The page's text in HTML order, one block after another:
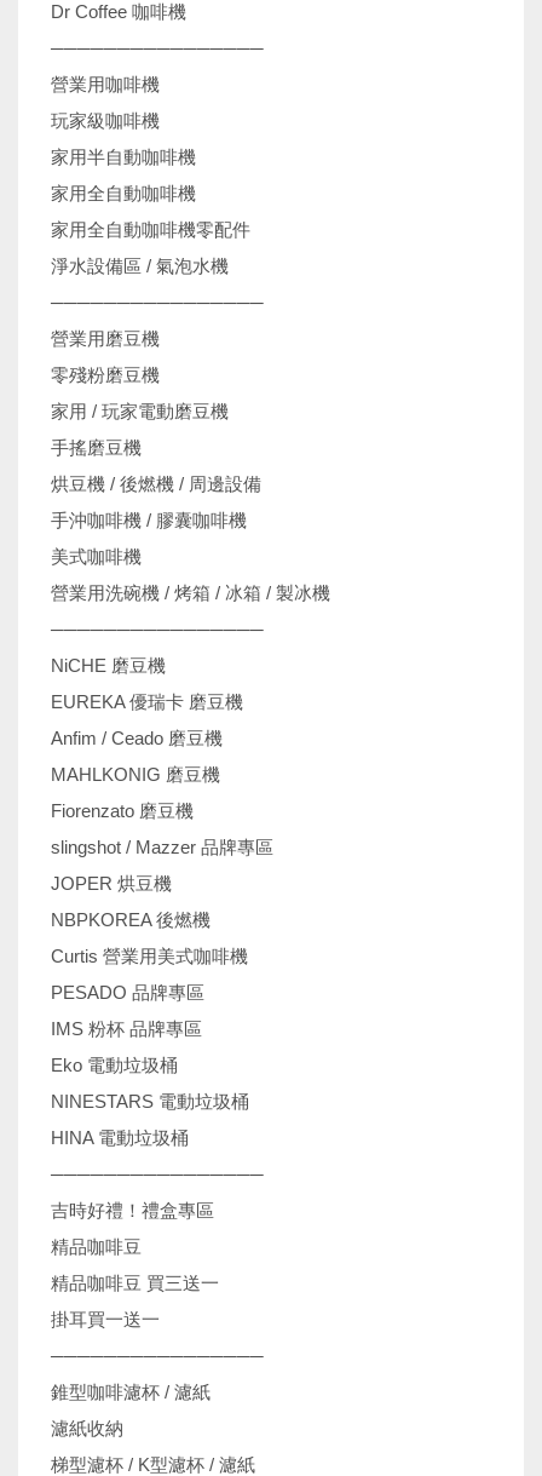
Dr Coffee 咖啡機
────────────────
營業用咖啡機
玩家級咖啡機
家用半自動咖啡機
家用全自動咖啡機
家用全自動咖啡機零配件
淨水設備區 / 氣泡水機
────────────────
營業用磨豆機
零殘粉磨豆機
家用 / 玩家電動磨豆機
手搖磨豆機
烘豆機 / 後燃機 / 周邊設備
手沖咖啡機 / 膠囊咖啡機
美式咖啡機
營業用洗碗機 / 烤箱 / 冰箱 / 製冰機
────────────────
NiCHE 磨豆機
EUREKA 優瑞卡 磨豆機
Anfim / Ceado 磨豆機
MAHLKONIG 磨豆機
Fiorenzato 磨豆機
slingshot / Mazzer 品牌專區
JOPER 烘豆機
NBPKOREA 後燃機
Curtis 營業用美式咖啡機
PESADO 品牌專區
IMS 粉杯 品牌專區
Eko 電動垃圾桶
NINESTARS 電動垃圾桶
HINA 電動垃圾桶
────────────────
吉時好禮！禮盒專區
精品咖啡豆
精品咖啡豆 買三送一
掛耳買一送一
────────────────
錐型咖啡濾杯 / 濾紙
濾紙收納
梯型濾杯 / K型濾杯 / 濾紙